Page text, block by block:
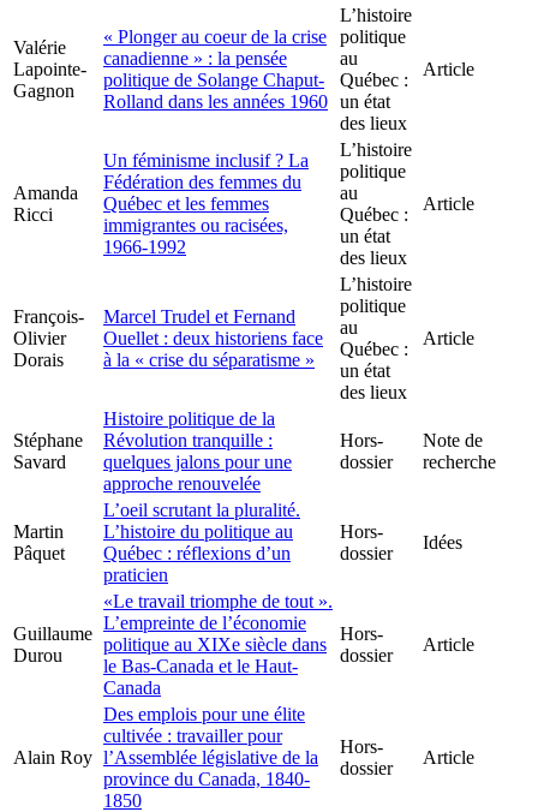
Valérie
Lapointe-
Gagnon
« Plonger au coeur de la crise
canadienne » : la pensée
politique de Solange Chaput-
Rolland dans les années 1960
L’histoire
politique
au
Québec :
un état
des lieux
Article
Amanda
Ricci
Un féminisme inclusif ? La
Fédération des femmes du
Québec et les femmes
immigrantes ou racisées,
1966-1992
L’histoire
politique
au
Québec :
un état
des lieux
Article
François-
Olivier
Dorais
Marcel Trudel et Fernand
Ouellet : deux historiens face
à la « crise du séparatisme »
L’histoire
politique
au
Québec :
un état
des lieux
Article
Stéphane
Savard
Histoire politique de la
Révolution tranquille :
quelques jalons pour une
approche renouvelée
Hors-
dossier
Note de
recherche
Martin
Pâquet
L’oeil scrutant la pluralité.
L’histoire du politique au
Québec : réflexions d’un
praticien
Hors-
dossier
Idées
Guillaume
Durou
«Le travail triomphe de tout ».
L’empreinte de l’économie
politique au XIXe siècle dans
le Bas-Canada et le Haut-
Canada
Hors-
dossier
Article
Alain Roy
Des emplois pour une élite
cultivée : travailler pour
l’Assemblée législative de la
province du Canada, 1840-
1850
Hors-
dossier
Article